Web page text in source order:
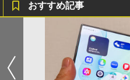
おすすめ記事